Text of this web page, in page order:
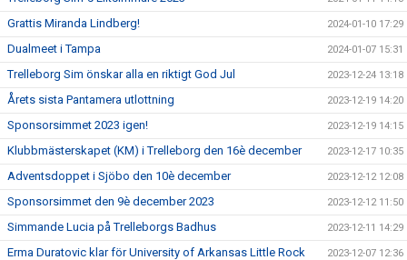
Grattis Miranda Lindberg! 2024-01-10 17:29
Dualmeet i Tampa 2024-01-07 15:31
Trelleborg Sim önskar alla en riktigt God Jul 2023-12-24 13:18
Årets sista Pantamera utlottning 2023-12-19 14:20
Sponsorsimmet 2023 igen! 2023-12-19 14:15
Klubbmästerskapet (KM) i Trelleborg den 16è december 2023-12-17 10:35
Adventsdoppet i Sjöbo den 10è december 2023-12-12 12:08
Sponsorsimmet den 9è december 2023 2023-12-12 11:50
Simmande Lucia på Trelleborgs Badhus 2023-12-11 14:29
Erma Duratovic klar för University of Arkansas Little Rock 2023-12-07 12:36